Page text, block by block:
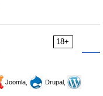
18+
Joomla,
Drupal,